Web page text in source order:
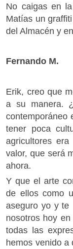
No caigas en
Matías un
del Almacén y
Fernando M.
Erik, creo que
a su manera.
contemporáneo
tener poca
agricultores
valor, que será
ahora.
Y que el arte
de ellos como
aseguro yo y te
nosotros hoy
todas las
hemos venido a